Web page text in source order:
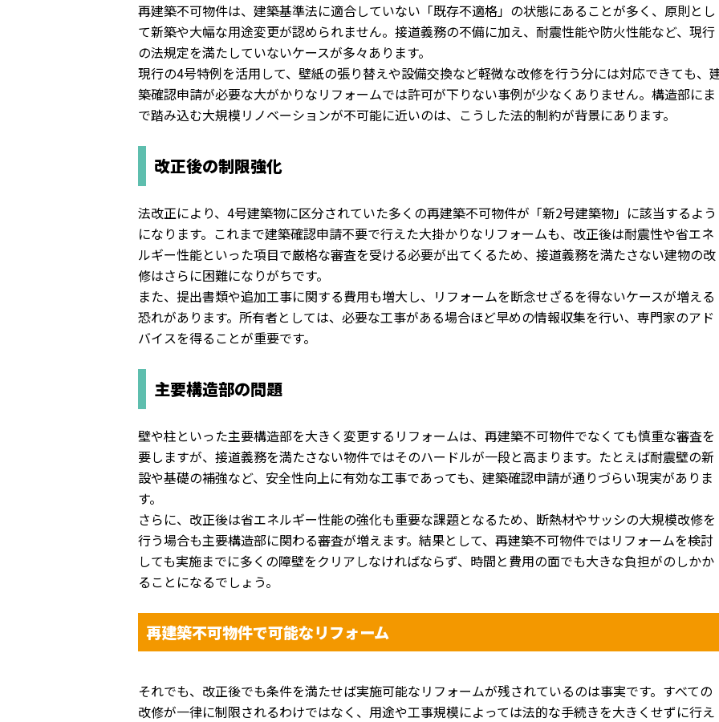
再建築不可物件は、建築基準法に適合していない「既存不適格」 の状態にあることが多く、 原則とし
て新築や大幅な用途変更が認められません。 接道義務の不備に加え、耐震性能や防火性能など、 現行
の法規定を満たしていないケースが多々あります。
現行の4号特例を活用して、 壁紙の張り替えや設備交換など軽微な改修を行う分には対応できても、
築確認申請が必要な大がかりなリフォームでは許可が下りない事例が少なくありません。 構造部にま
で踏み込む大規模リノベーションが不可能に近いのは、 こうした法的制約が背景にあります。
改正後の制限強化
法改正により、 4号建築物に区分されていた多くの再建築不可物件が「新2号建築物」に該当するよう
になります。 これまで建築確認申請不要で行えた大掛かりなリフォームも、 改正後は耐震性や省エネ
ルギー性能といった項目で厳格な審査を受ける必要が出てくるため、 接道義務を満たさない建物の改
修はさらに困難になりがちです。
また、提出書類や追加工事に関する費用も増大し、 リフォームを断念せざるを得ないケースが増える
恐れがあります。 所有者としては、 必要な工事がある場合ほど早めの情報収集を行い、 専門家のアド
バイスを得ることが重要です。
主要構造部の問題
壁や柱といった主要構造部を大きく変更するリフォームは、 再建築不可物件でなくても慎重な審査を
要しますが、 接道義務を満たさない物件ではそのハードルが一段と高まります。 たとえば耐震壁の新
設や基礎の補強など、 安全性向上に有効な工事であっても、 建築確認申請が通りづらい現実がありま
す。
さらに、 改正後は省エネルギー性能の強化も重要な課題となるため、 断熱材やサッシの大規模改修を
行う場合も主要構造部に関わる審査が増えます。結果として、 再建築不可物件ではリフォームを検討
しても実施までに多くの障壁をクリアしなければならず、 時間と費用の面でも大きな負担がのしかか
ることになるでしょう。
再建築不可物件で可能なリフォーム
それでも、 改正後でも条件を満たせば実施可能なリフォームが残されているのは事実です。すべての
改修が一律に制限されるわけではなく、 用途や工事規模によっては法的な手続きを大きくせずに行え